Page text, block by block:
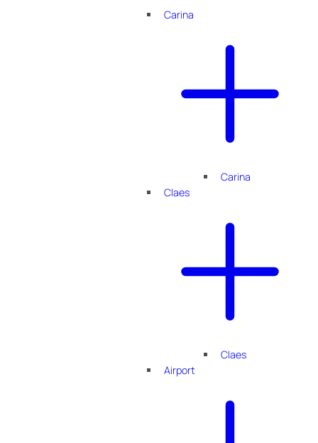
Carina
Carina
Claes
Claes
Airport